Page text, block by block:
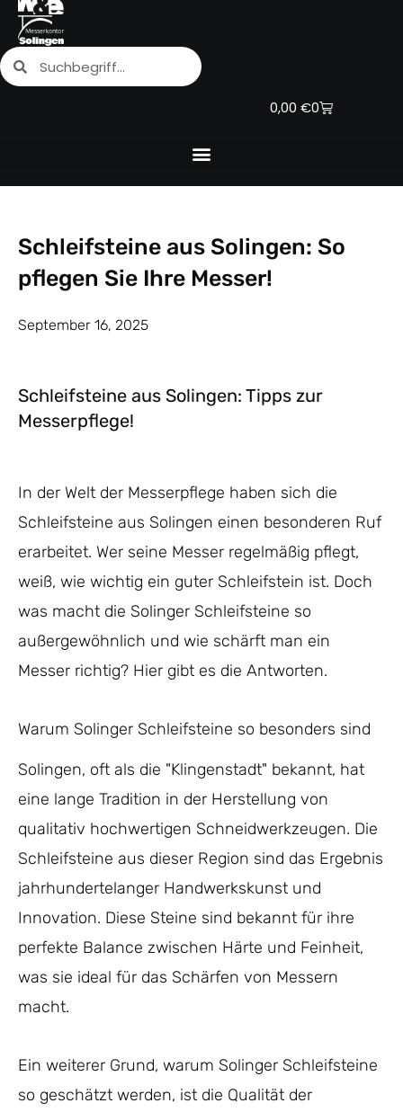
Zum
Inhalt
springen
SucheSuche
0,00 €0
Warenkorb
Schleifsteine aus Solingen: So
pflegen Sie Ihre Messer!
September 16, 2025
Schleifsteine aus Solingen: Tipps zur
Messerpflege!
In der Welt der Messerpflege haben sich die
Schleifsteine aus Solingen einen besonderen Ruf
erarbeitet. Wer seine Messer regelmäßig pflegt,
weiß, wie wichtig ein guter Schleifstein ist. Doch
was macht die Solinger Schleifsteine so
außergewöhnlich und wie schärft man ein
Messer richtig? Hier gibt es die Antworten.
Warum Solinger Schleifsteine so besonders sind
Solingen, oft als die "Klingenstadt" bekannt, hat
eine lange Tradition in der Herstellung von
qualitativ hochwertigen Schneidwerkzeugen. Die
Schleifsteine aus dieser Region sind das Ergebnis
jahrhundertelanger Handwerkskunst und
Innovation. Diese Steine sind bekannt für ihre
perfekte Balance zwischen Härte und Feinheit,
was sie ideal für das Schärfen von Messern
macht.
Ein weiterer Grund, warum Solinger Schleifsteine
so geschätzt werden, ist die Qualität der